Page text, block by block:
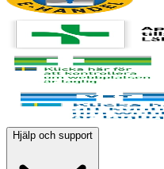
Hjälp och support